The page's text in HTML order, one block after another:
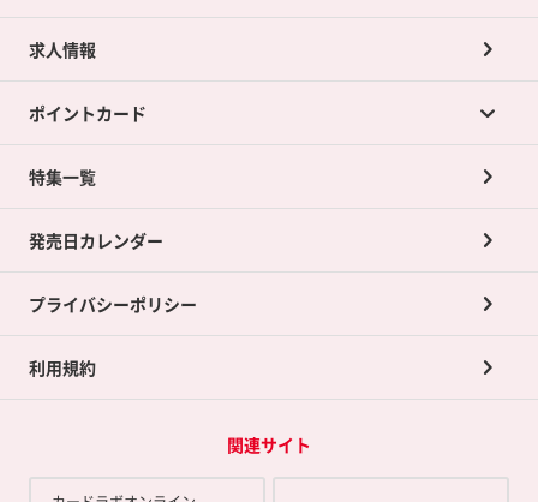
カードラボの買取サービスTOP
店舗買取について
ネット買取について
買取承諾書について
求人情報
ポイントカード
ポイントカードTOP
ポイント交換景品
特集一覧
発売日カレンダー
プライバシーポリシー
利用規約
関連サイト